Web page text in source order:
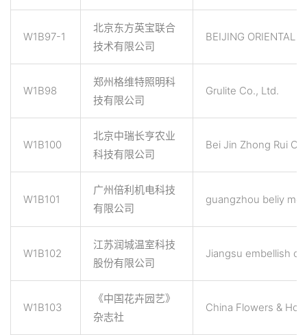
W1B97-1
北京东方英宝联合
技术有限公司
BEIJING ORIENTAL
W1B98
郑州格维特照明科
技有限公司
Grulite Co., Ltd.
W1B100
北京中瑞长亨农业
科技有限公司
Bei Jin Zhong Rui
W1B101
广州倍利机电科技
有限公司
guangzhou beliy
W1B102
江苏润城温室科技
股份有限公司
Jiangsu embellish
W1B103
《中国花卉园艺》
杂志社
China Flowers &